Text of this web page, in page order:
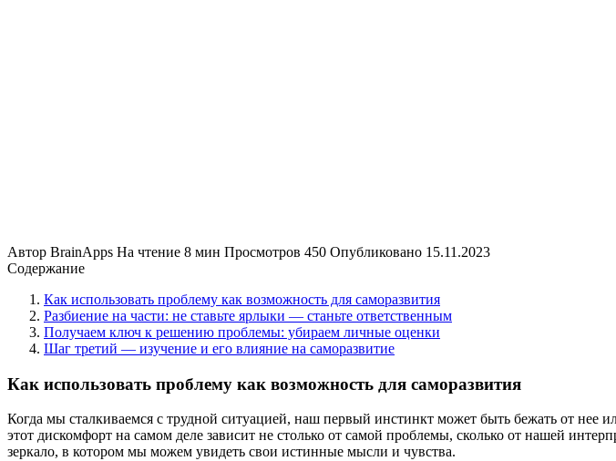
Автор BrainApps На чтение 8 мин Просмотров 450 Опубликовано 15.11.2023
Содержание
Как использовать проблему как возможность для саморазвития
Разбиение на части: не ставьте ярлыки — станьте ответственным
Получаем ключ к решению проблемы: убираем личные оценки
Шаг третий — изучение и его влияние на саморазвитие
Как использовать проблему как возможность для саморазвития
Когда мы сталкиваемся с трудной ситуацией, наш первый инстинкт может быть бежать от нее
этот дискомфорт на самом деле зависит не столько от самой проблемы, сколько от нашей
зеркало, в котором мы можем увидеть свои истинные мысли и чувства.